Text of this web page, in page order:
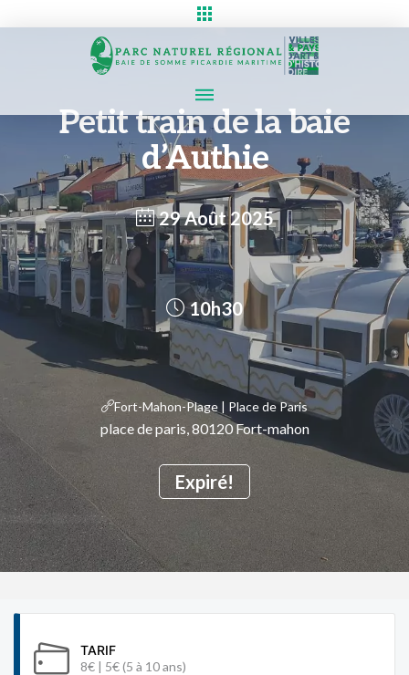
Petit train de la baie
d’Authie
29 Août 2025
Expiré!
10h30
Fort-Mahon-Plage | Place de Paris
place de paris, 80120 Fort-mahon
TARIF
8€ | 5€ (5 à 10 ans)